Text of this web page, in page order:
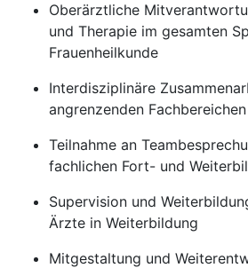
Oberärztliche
und Therapie im gesamten
Frauenheilkunde
Interdisziplinäre
angrenzenden Fachbereichen
Teilnahme an
fachlichen Fort- und
Supervision und
Ärzte in Weiterbildung
Mitgestaltung und